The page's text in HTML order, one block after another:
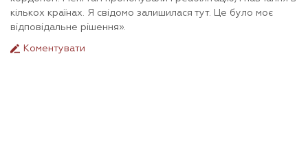
кількох країнах. Я свідомо залишилася тут. Це було моє
відповідальне рішення».
Коментувати